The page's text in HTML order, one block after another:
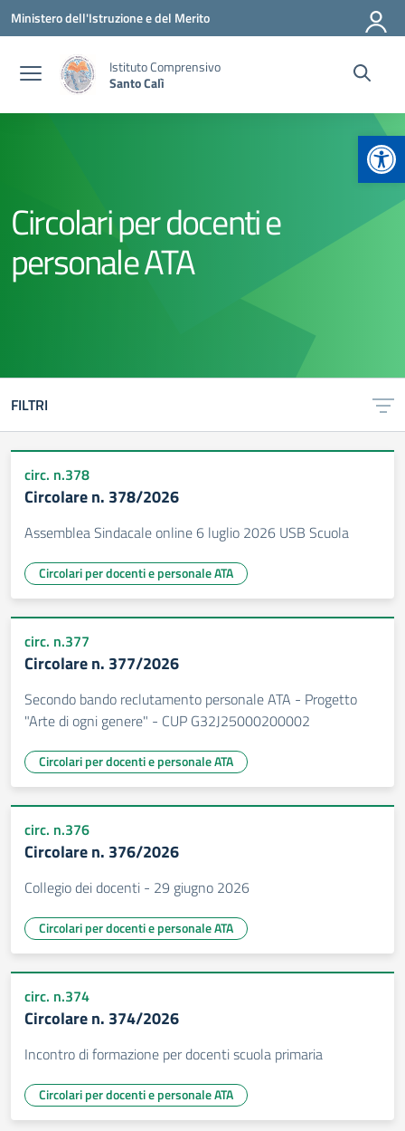
Vai ai contenuti
Vai al menu di navigazione
Vai al footer
Ministero dell'Istruzione e del Merito
Istituto Comprensivo
Santo Calì
Circolari per docenti e
personale ATA
FILTRI
circ. n.378
Circolare n. 378/2026
Assemblea Sindacale online 6 luglio 2026 USB Scuola
Circolari per docenti e personale ATA
circ. n.377
Circolare n. 377/2026
Secondo bando reclutamento personale ATA - Progetto
"Arte di ogni genere" - CUP G32J25000200002
Circolari per docenti e personale ATA
circ. n.376
Circolare n. 376/2026
Collegio dei docenti - 29 giugno 2026
Circolari per docenti e personale ATA
circ. n.374
Circolare n. 374/2026
Incontro di formazione per docenti scuola primaria
Circolari per docenti e personale ATA